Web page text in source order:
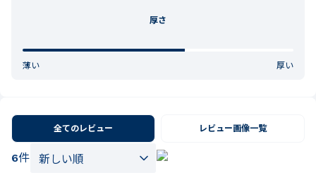
厚さ
薄い 厚い
全てのレビュー レビュー画像一覧
6件